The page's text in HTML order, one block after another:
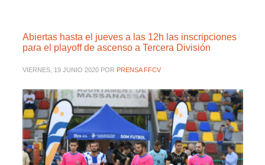
Abiertas hasta el jueves a las 12h las inscripciones
para el playoff de ascenso a Tercera División
VIERNES, 19 JUNIO 2020 POR PRENSA FFCV